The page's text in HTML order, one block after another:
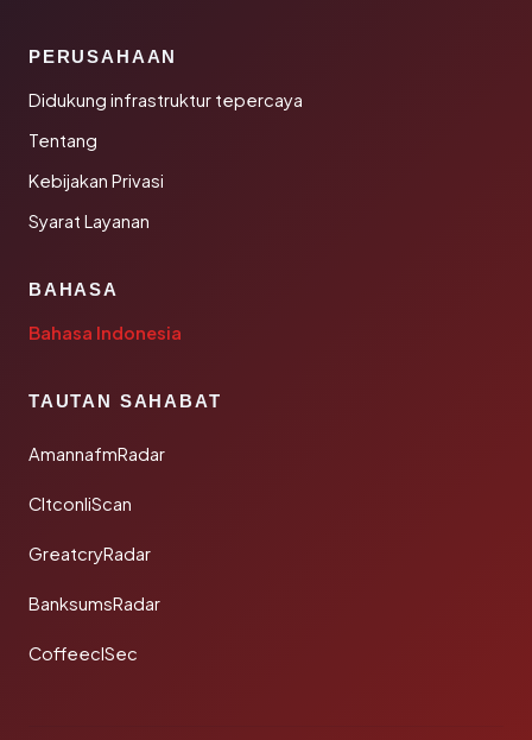
PERUSAHAAN
Didukung infrastruktur tepercaya
Tentang
Kebijakan Privasi
Syarat Layanan
BAHASA
Bahasa Indonesia
TAUTAN SAHABAT
AmannafmRadar
CltconliScan
GreatcryRadar
BanksumsRadar
CoffeeclSec